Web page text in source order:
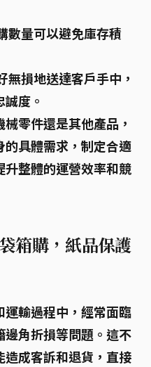
數量可以避免庫存積
無損地送達客戶手中，
度。
零件還是其他產品，
具體需求，制定合適
整體的運營效率和競
箱購，紙品保護
輸過程中，經常面臨
邊角折損等問題。這不
成客訴和退貨，直接